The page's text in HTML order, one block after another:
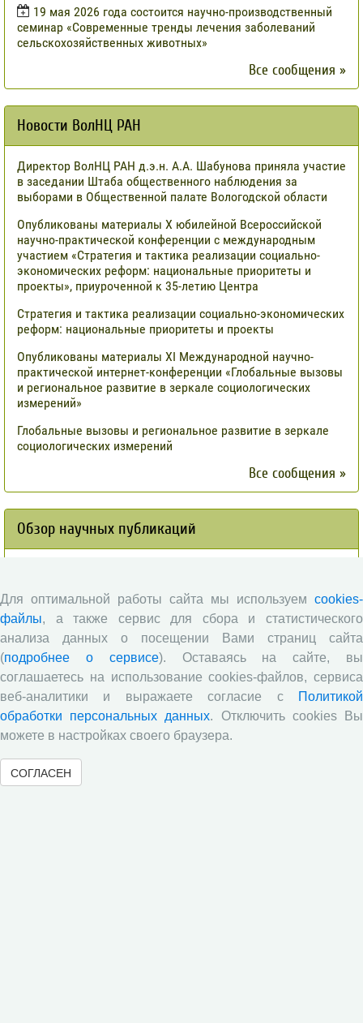
19 мая 2026 года состоится научно-производственный
семинар «Современные тренды лечения заболеваний
сельскохозяйственных животных»
Все сообщения »
Новости ВолНЦ РАН
Директор ВолНЦ РАН д.э.н. А.А. Шабунова приняла участие
в заседании Штаба общественного наблюдения за
выборами в Общественной палате Вологодской области
Опубликованы материалы X юбилейной Всероссийской
научно-практической конференции с международным
участием «Стратегия и тактика реализации социально-
экономических реформ: национальные приоритеты и
проекты», приуроченной к 35-летию Центра
Стратегия и тактика реализации социально-экономических
реформ: национальные приоритеты и проекты
Опубликованы материалы XI Международной научно-
практической интернет-конференции «Глобальные вызовы
и региональное развитие в зеркале социологических
измерений»
Глобальные вызовы и региональное развитие в зеркале
социологических измерений
Все сообщения »
Обзор научных публикаций
исследования по оценке племенной ценности быков-
производителей голштинской поро¬ды, используемых на
популяции Вологодской области, на основе метода BLUP и
традиционным методом «дочери-сверстницы».
Опубликованы результаты исследований по изучению
питательной ценности кукурузного силоса в условиях
Вологодской области
Научными сотрудниками отдела растениеводства
доз минеральных удобрений включающих NРК и
сернокислый цинк на урожайность и кормовую ценность
Для оптимальной работы сайта мы используем cookies-
файлы, а также сервис для сбора и статистического
анализа данных о посещении Вами страниц сайта
(подробнее о сервисе). Оставаясь на сайте, вы
соглашаетесь на использование cookies-файлов, сервиса
веб-аналитики и выражаете согласие с
Политикой
обработки персональных данных. Отключить cookies Вы
можете в настройках своего браузера.
СОГЛАСЕН